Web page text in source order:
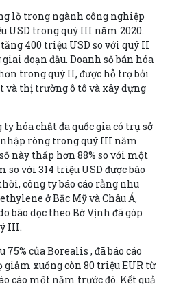
lồ trong ngành công nghiệp
USD trong quý III năm 2020.
400 triệu USD so với quý II
đoạn đầu. Doanh số bán hóa
trong quý II, được hỗ trợ bởi
và thị trường ô tô và xây dựng
ty hóa chất đa quốc gia có trụ sở
nhập ròng trong quý III năm
này thấp hơn 88% so với một
với 314 triệu USD được báo
công ty báo cáo rằng nhu
ở Bắc Mỹ và Châu Á,
bão dọc theo Bờ Vịnh đã góp
III.
75% củaBorealis , đã báo cáo
xuống còn 80 triệu EUR từ
cáo một năm trước đó. Kết quả